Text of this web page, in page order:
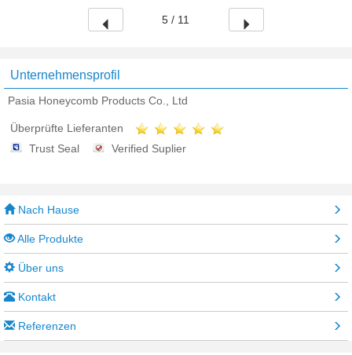
5 / 11
Unternehmensprofil
Pasia Honeycomb Products Co., Ltd
Überprüfte Lieferanten
Trust Seal
Verified Suplier
Nach Hause
Alle Produkte
Über uns
Kontakt
Referenzen